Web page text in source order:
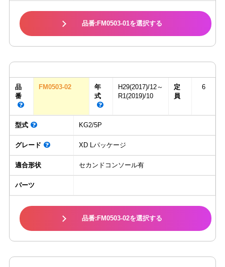
品番:FM0503-01を選択する
品
番
FM0503-02
年
式
H29(2017)/12～
R1(2019)/10
定
員
6
型式 KG2/5P
グレード XD Lパッケージ
適合形状 セカンドコンソール有
パーツ
品番:FM0503-02を選択する